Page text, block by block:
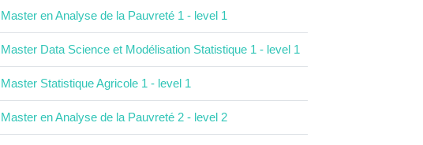
Master en Analyse de la Pauvreté 1 - level 1
Master Data Science et Modélisation Statistique 1 - level 1
Master Statistique Agricole 1 - level 1
Master en Analyse de la Pauvreté 2 - level 2